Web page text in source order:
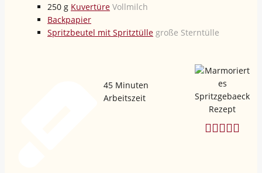
250 g Kuvertüre Vollmilch
Backpapier
Spritzbeutel mit Spritztülle große Sterntülle
45 Minuten
Arbeitszeit